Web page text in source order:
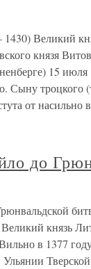
Великий
князя
15 июля
Сыну троцкого
от насильно
до
князь
в 1377
Тверской